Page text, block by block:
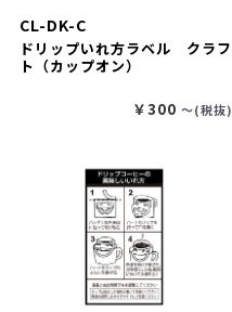
CL-DK-C
ドリップいれ方ラベル クラフ
ト（カップオン）
￥300 〜(税抜)